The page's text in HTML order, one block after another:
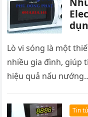
Lò vi sóng là một
nhiều gia đình, giúp
hiệu quả nấu
Tin